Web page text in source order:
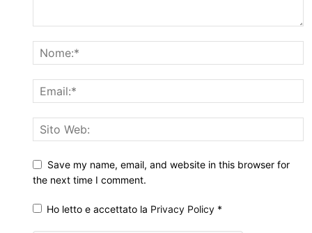
Save my name, email, and website in this browser for
the next time I comment.
Ho letto e accettato la Privacy Policy *